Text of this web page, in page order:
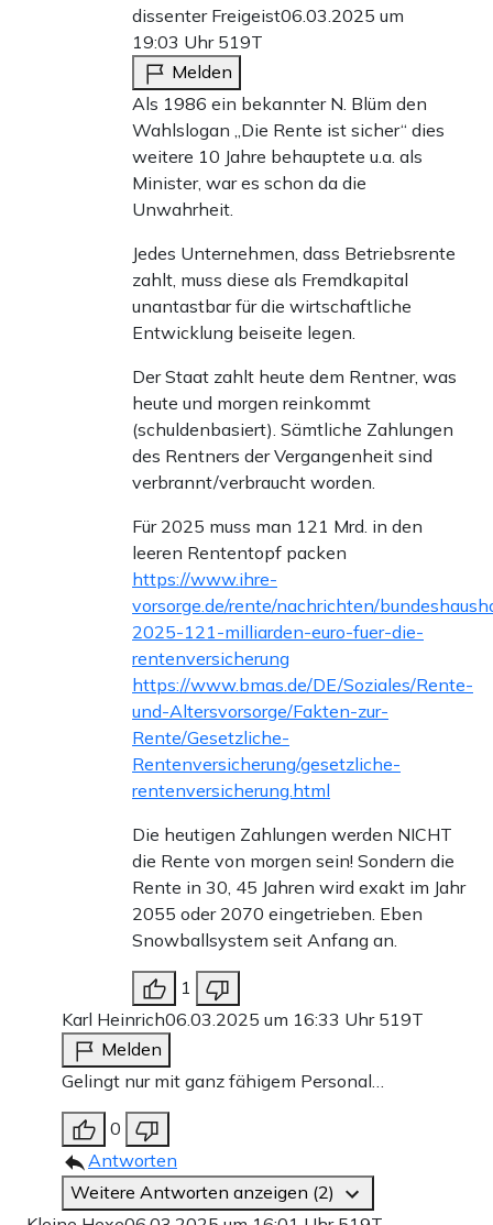
dissenter Freigeist06.03.2025 um
19:03 Uhr 519T
Melden
Als 1986 ein bekannter N. Blüm den
Wahlslogan „Die Rente ist sicher“ dies
weitere 10 Jahre behauptete u.a. als
Minister, war es schon da die
Unwahrheit.
Jedes Unternehmen, dass Betriebsrente
zahlt, muss diese als Fremdkapital
unantastbar für die wirtschaftliche
Entwicklung beiseite legen.
Der Staat zahlt heute dem Rentner, was
heute und morgen reinkommt
(schuldenbasiert). Sämtliche Zahlungen
des Rentners der Vergangenheit sind
verbrannt/verbraucht worden.
Für 2025 muss man 121 Mrd. in den
leeren Rententopf packen
https://www.ihre-
vorsorge.de/rente/nachrichten/
2025-121-milliarden-euro-fuer-die-
rentenversicherung
https://www.bmas.de/DE/Soziales/Rente-
und-Altersvorsorge/Fakten-zur-
Rente/Gesetzliche-
Rentenversicherung/gesetzliche-
rentenversicherung.html
Die heutigen Zahlungen werden NICHT
die Rente von morgen sein! Sondern die
Rente in 30, 45 Jahren wird exakt im Jahr
2055 oder 2070 eingetrieben. Eben
Snowballsystem seit Anfang an.
1
Karl Heinrich06.03.2025 um 16:33 Uhr 519T
Melden
Gelingt nur mit ganz fähigem Personal…
0
Antworten
Weitere Antworten anzeigen (2)